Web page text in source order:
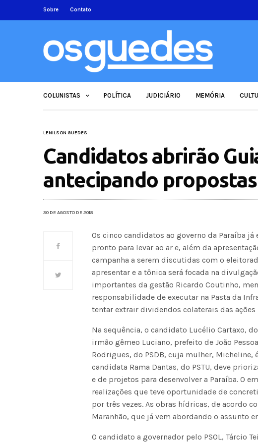
Sobre Contato
COLUNISTAS POLÍTICA JUDICIÁRIO MEMÓRIA
LENILSON GUEDES
Candidatos abrirão
antecipando
30 DE AGOSTO DE 2018
Os cinco candidatos ao governo da Paraíba
pronto para levar ao ar e, além da
campanha a serem discutidas com o
apresentar e a tônica será focada na
importantes da gestão Ricardo Coutinho,
responsabilidade de executar na Pasta da
tentar extrair dividendos colaterais das
Na sequência, o candidato Lucélio Cartaxo,
irmão gêmeo Luciano, prefeito de João
Rodrigues, do PSDB, cuja mulher, Micheline,
candidata Rama Dantas, do PSTU, deve
e de projetos para desenvolver a Paraíba. O
realizações que teve oportunidade de
por três vezes. As obras hídricas, de acordo
Maranhão, que já vem abordando o assunto
O candidato a governador pelo PSOL, Tárcio